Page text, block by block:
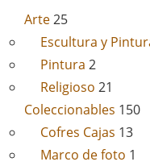
Arte25
Escultura y
Pintura 2
Religioso 21
Coleccionables 150
Cofres Cajas 13
Marco de foto 1